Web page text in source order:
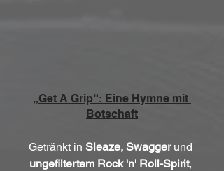
„Get A Grip“: Eine Hymne mit
Botschaft
Getränkt in Sleaze, Swagger und
ungefiltertem Rock 'n' Roll-Spirit,